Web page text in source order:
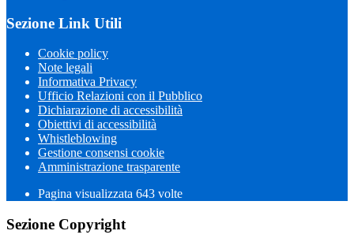
Sezione Link Utili
Cookie policy
Note legali
Informativa Privacy
Ufficio Relazioni con il Pubblico
Dichiarazione di accessibilità
Obiettivi di accessibilità
Whistleblowing
Gestione consensi cookie
Amministrazione trasparente
Pagina visualizzata 643 volte
Sezione Copyright